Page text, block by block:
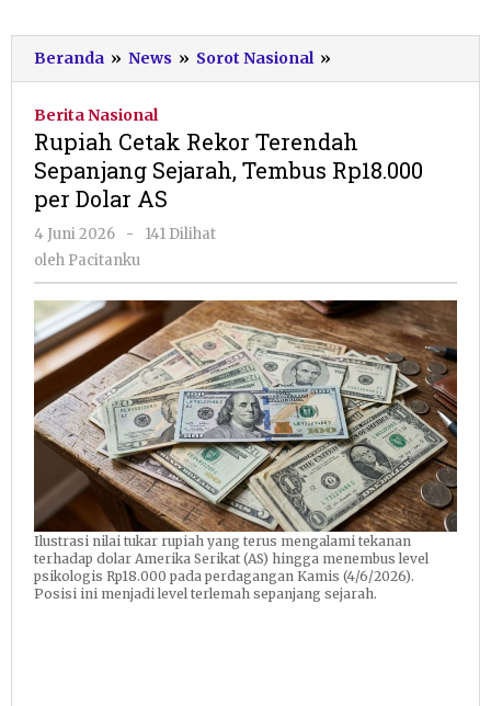
Beranda » News » Sorot Nasional »
Cetak
Sepanjang
Sejarah,
AS
Berita Nasional
Rupiah Cetak Rekor Terendah
Sepanjang Sejarah, Tembus Rp18.000
per Dolar AS
4 Juni 2026
oleh
Pacitanku
-
141 Dilihat
oleh Pacitanku
Ilustrasi nilai tukar rupiah yang terus mengalami tekanan
terhadap dolar Amerika Serikat (AS) hingga menembus level
psikologis Rp18.000 pada perdagangan Kamis (4/6/2026).
Posisi ini menjadi level terlemah sepanjang sejarah.